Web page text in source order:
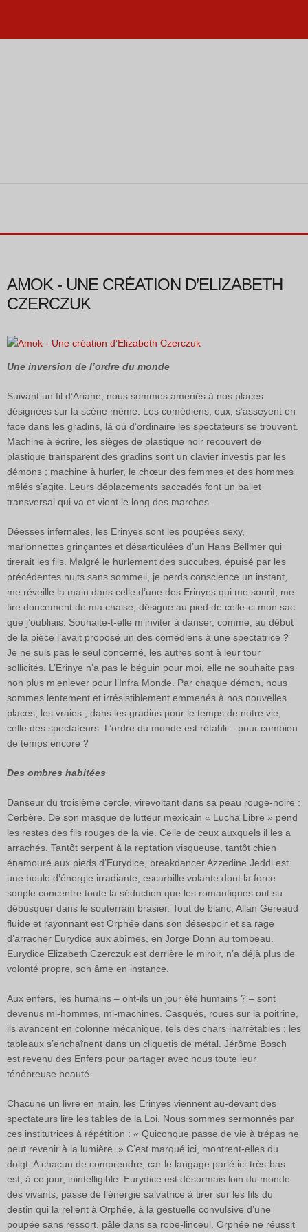
AMOK - UNE CRÉATION D’ELIZABETH
CZERCZUK
Une inversion de l’ordre du monde
Suivant un fil d’Ariane, nous sommes amenés à nos places
désignées sur la scène même. Les comédiens, eux, s’asseyent en
face dans les gradins, là où d’ordinaire les spectateurs se trouvent.
Machine à écrire, les sièges de plastique noir recouvert de
plastique transparent des gradins sont un clavier investis par les
démons ; machine à hurler, le chœur des femmes et des hommes
mêlés s’agite. Leurs déplacements saccadés font un ballet
transversal qui va et vient le long des marches.
Déesses infernales, les Erinyes sont les poupées sexy,
marionnettes grinçantes et désarticulées d’un Hans Bellmer qui
tirerait les fils. Malgré le hurlement des succubes, épuisé par les
précédentes nuits sans sommeil, je perds conscience un instant,
me réveille la main dans celle d’une des Erinyes qui me sourit, me
tire doucement de ma chaise, désigne au pied de celle-ci mon sac
que j’oubliais. Souhaite-t-elle m’inviter à danser, comme, au début
de la pièce l’avait proposé un des comédiens à une spectatrice ?
Je ne suis pas le seul concerné, les autres sont à leur tour
sollicités. L’Erinye n’a pas le béguin pour moi, elle ne souhaite pas
non plus m’enlever pour l’Infra Monde. Par chaque démon, nous
sommes lentement et irrésistiblement emmenés à nos nouvelles
places, les vraies ; dans les gradins pour le temps de notre vie,
celle des spectateurs. L’ordre du monde est rétabli – pour combien
de temps encore ?
Des ombres habitées
Danseur du troisième cercle, virevoltant dans sa peau rouge-noire :
Cerbère. De son masque de lutteur mexicain « Lucha Libre » pend
les restes des fils rouges de la vie. Celle de ceux auxquels il les a
arrachés. Tantôt serpent à la reptation visqueuse, tantôt chien
énamouré aux pieds d’Eurydice, breakdancer Azzedine Jeddi est
une boule d’énergie irradiante, escarbille volante dont la force
souple concentre toute la séduction que les romantiques ont su
débusquer dans le souterrain brasier. Tout de blanc, Allan Gereaud
fluide et rayonnant est Orphée dans son désespoir et sa rage
d’arracher Eurydice aux abîmes, en Jorge Donn au tombeau.
Eurydice Elizabeth Czerczuk est derrière le miroir, n’a déjà plus de
volonté propre, son âme en instance.
Aux enfers, les humains – ont-ils un jour été humains ? – sont
devenus mi-hommes, mi-machines. Casqués, roues sur la poitrine,
ils avancent en colonne mécanique, tels des chars inarrêtables ; les
tableaux s’enchaînent dans un cliquetis de métal. Jérôme Bosch
est revenu des Enfers pour partager avec nous toute leur
ténébreuse beauté.
Chacune un livre en main, les Erinyes viennent au-devant des
spectateurs lire les tables de la Loi. Nous sommes sermonnés par
ces institutrices à répétition : « Quiconque passe de vie à trépas ne
peut revenir à la lumière. » C’est marqué ici, montrent-elles du
doigt. A chacun de comprendre, car le langage parlé ici-très-bas
est, à ce jour, inintelligible. Eurydice est désormais loin du monde
des vivants, passe de l’énergie salvatrice à tirer sur les fils du
destin qui la relient à Orphée, à la gestuelle convulsive d’une
poupée sans ressort, pâle dans sa robe-linceul. Orphée ne réussit